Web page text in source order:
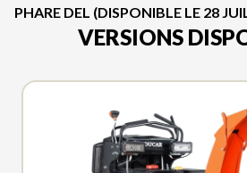
PHARE DEL (DISPONIBLE LE 28
VERSIONS